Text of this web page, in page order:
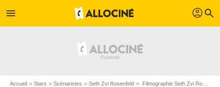
menu profil search
Accueil Stars Scénaristes Seth Zvi Rosenfeld Filmographie Seth Zvi Rosenfeld